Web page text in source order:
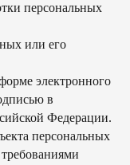
персональных
или его
электронного
в
Федерации.
персональных